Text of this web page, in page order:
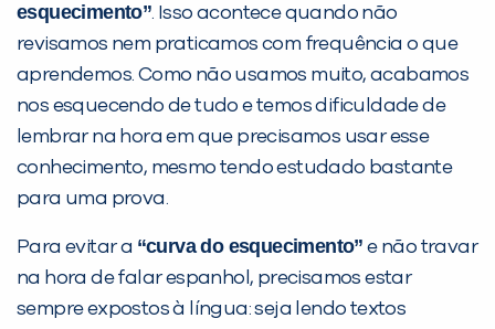
esquecimento”. Isso acontece quando não
revisamos nem praticamos com frequência o que
aprendemos. Como não usamos muito, acabamos
nos esquecendo de tudo e temos dificuldade de
lembrar na hora em que precisamos usar esse
conhecimento, mesmo tendo estudado bastante
para uma prova.
Para evitar a “curva do esquecimento” e não travar
na hora de falar espanhol, precisamos estar
sempre expostos à língua: seja lendo textos